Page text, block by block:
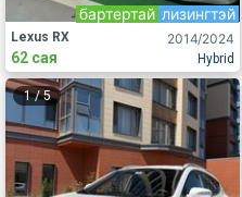
2014/2024
Hybrid
лизингтэй
бартертай
Lexus RX
62 сая
1/5